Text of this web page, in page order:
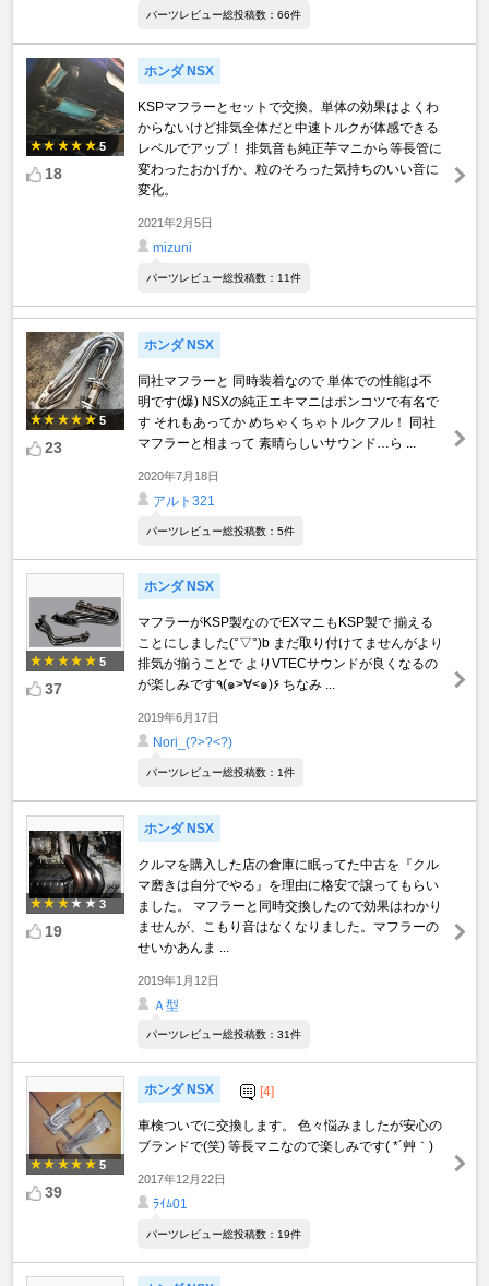
パーツレビュー総投稿数：66件
5
18
ホンダ NSX
KSPマフラーとセットで交換。単体の効果はよくわ
からないけど排気全体だと中速トルクが体感できる
レベルでアップ！ 排気音も純正芋マニから等長管に
変わったおかげか、粒のそろった気持ちのいい音に
変化。
2021年2月5日
mizuni
パーツレビュー総投稿数：11件
5
23
ホンダ NSX
同社マフラーと 同時装着なので 単体での性能は不
明です(爆) NSXの純正エキマニはポンコツで有名で
す それもあってか めちゃくちゃトルクフル！ 同社
マフラーと相まって 素晴らしいサウンド…ら ...
2020年7月18日
アルト321
パーツレビュー総投稿数：5件
5
37
ホンダ NSX
マフラーがKSP製なのでEXマニもKSP製で 揃える
ことにしました(°▽°)b まだ取り付けてませんがより
排気が揃うことで よりVTECサウンドが良くなるの
が楽しみです٩(๑>∀<๑)۶ ちなみ ...
2019年6月17日
Nori_(?>?<?)
パーツレビュー総投稿数：1件
3
19
ホンダ NSX
クルマを購入した店の倉庫に眠ってた中古を『クル
マ磨きは自分でやる』を理由に格安で譲ってもらい
ました。 マフラーと同時交換したので効果はわかり
ませんが、こもり音はなくなりました。マフラーの
せいかあんま ...
2019年1月12日
Ａ型
パーツレビュー総投稿数：31件
5
39
ホンダ NSX [4]
車検ついでに交換します。 色々悩みましたが安心の
ブランドで(笑) 等長マニなので楽しみです( *´艸｀)
2017年12月22日
ﾗｲﾑ01
パーツレビュー総投稿数：19件